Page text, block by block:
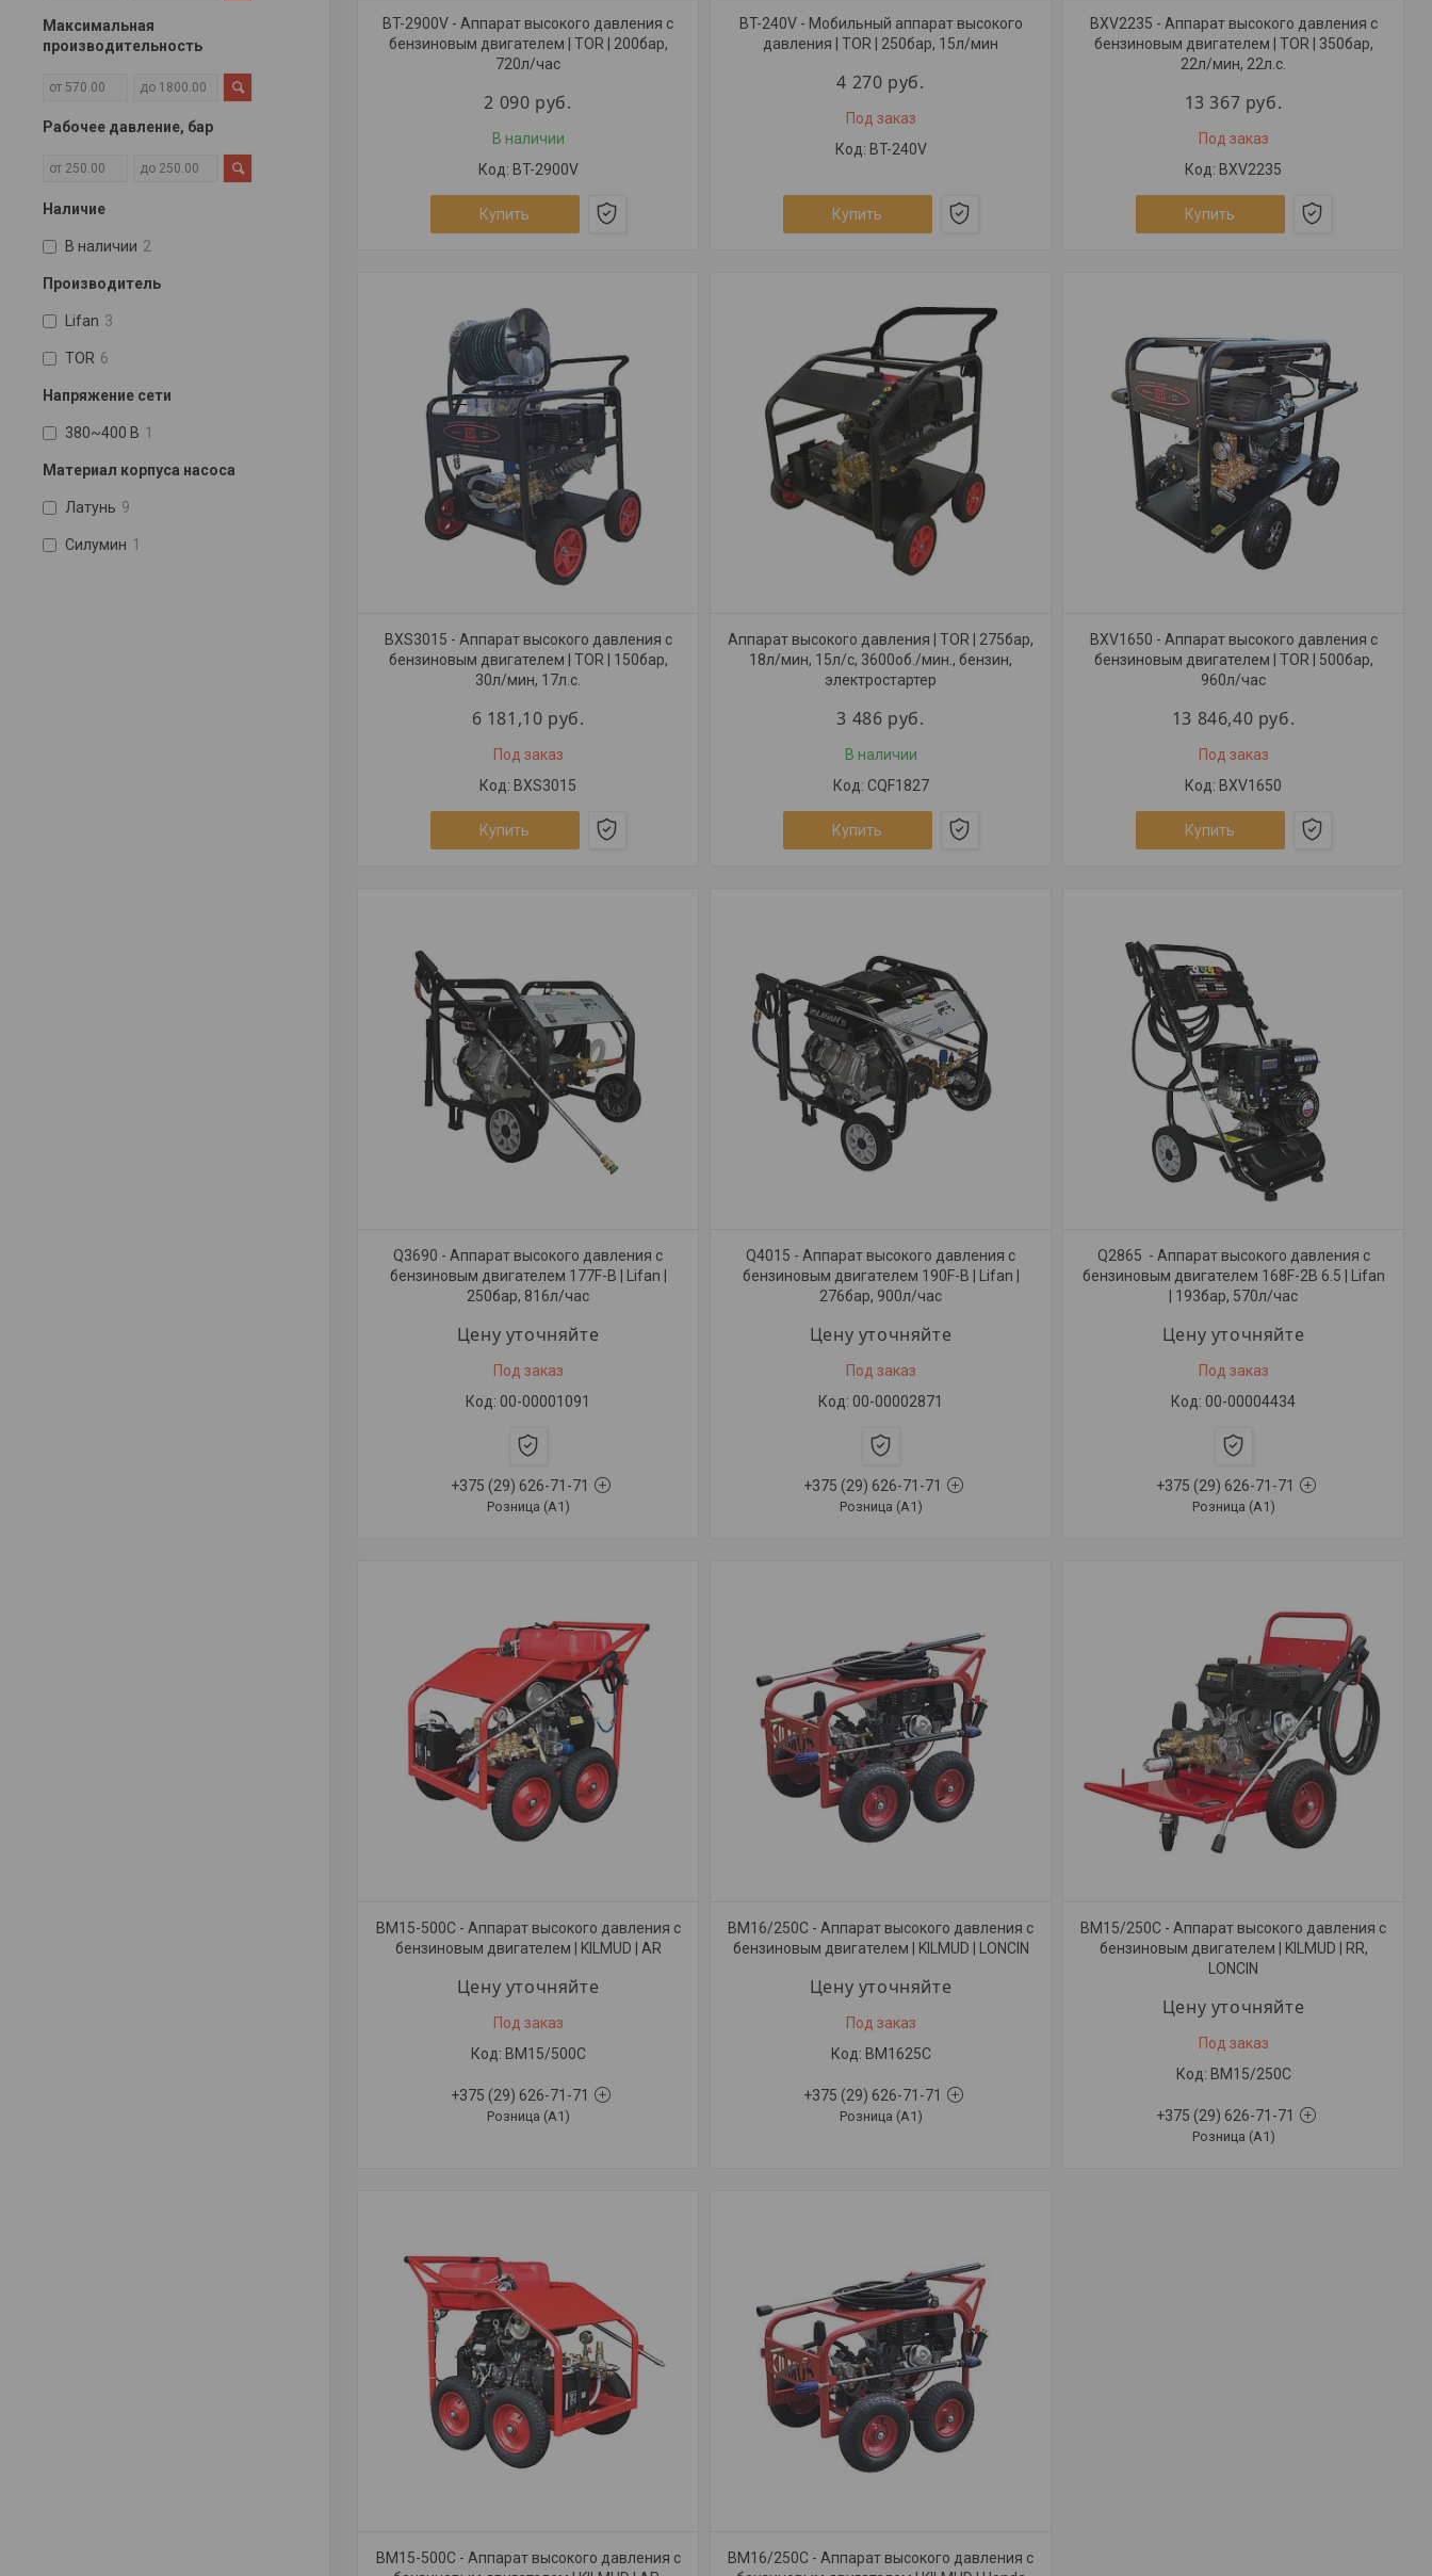
Максимальная
производительность
Рабочее давление, бар
Наличие
В наличии 2
Производитель
Lifan 3
TOR 6
Напряжение сети
380~400 В 1
Материал корпуса насоса
Латунь 9
Силумин 1
BT-2900V - Аппарат высокого давления с
бензиновым двигателем | TOR | 200бар,
720л/час
2 090 руб.
В наличии
BT-2900V
Купить
BT-240V - Мобильный аппарат высокого
давления | TOR | 250бар, 15л/мин
4 270 руб.
Под заказ
BT-240V
Купить
BXV2235 - Аппарат высокого давления с
бензиновым двигателем | TOR | 350бар,
22л/мин, 22л.с.
13 367 руб.
Под заказ
BXV2235
Купить
BXS3015 - Аппарат высокого давления с
бензиновым двигателем | TOR | 150бар,
30л/мин, 17л.с.
6 181,10 руб.
Под заказ
BXS3015
Купить
Аппарат высокого давления | TOR | 275бар,
18л/мин, 15л/с, 3600об./мин., бензин,
электростартер
3 486 руб.
В наличии
CQF1827
Купить
BXV1650 - Аппарат высокого давления с
бензиновым двигателем | TOR | 500бар,
960л/час
13 846,40 руб.
Под заказ
BXV1650
Купить
Q3690 - Аппарат высокого давления с
бензиновым двигателем 177F-B | Lifan |
250бар, 816л/час
Цену уточняйте
Под заказ
00-00001091
+375 (29) 626-71-71
Розница (A1)
Q4015 - Аппарат высокого давления с
бензиновым двигателем 190F-B | Lifan |
276бар, 900л/час
Цену уточняйте
Под заказ
00-00002871
+375 (29) 626-71-71
Розница (A1)
Q2865 - Аппарат высокого давления с
бензиновым двигателем 168F-2B 6.5 | Lifan
| 193бар, 570л/час
Цену уточняйте
Под заказ
00-00004434
+375 (29) 626-71-71
Розница (A1)
BM15-500С - Аппарат высокого давления с
бензиновым двигателем | KILMUD | AR
Цену уточняйте
Под заказ
BM15/500С
+375 (29) 626-71-71
Розница (A1)
BM16/250C - Аппарат высокого давления с
бензиновым двигателем | KILMUD | LONCIN
Цену уточняйте
Под заказ
BM1625C
+375 (29) 626-71-71
Розница (A1)
BM15/250C - Аппарат высокого давления с
бензиновым двигателем | KILMUD | RR,
LONCIN
Цену уточняйте
Под заказ
BM15/250C
+375 (29) 626-71-71
Розница (A1)
BM15-500С - Аппарат высокого давления с
BM16/250C - Аппарат высокого давления с